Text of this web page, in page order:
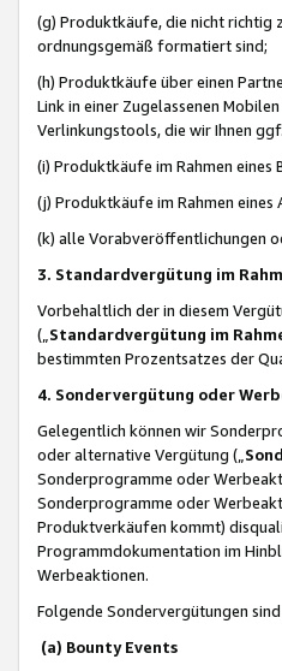
(g) Produktkäufe, die nicht richtig
ordnungsgemäß formatiert sind;
(h) Produktkäufe über einen
Link in einer Zugelassenen
Verlinkungstools, die wir Ihnen
(i) Produktkäufe im Rahmen
(j) Produktkäufe im Rahmen
(k) alle Vorabveröffentlichungen
3. Standardvergütung im
Vorbehaltlich der in diesem
(„ Standardvergütung im
bestimmten Prozentsatzes der
4. Sondervergütung oder
Gelegentlich können wir
oder alternative Vergütung („
Sonderprogramme oder
Sonderprogramme oder
Produktverkäufen kommt)
Programmdokumentation im
Werbeaktionen.
Folgende Sondervergütungen
(a) Bounty Events